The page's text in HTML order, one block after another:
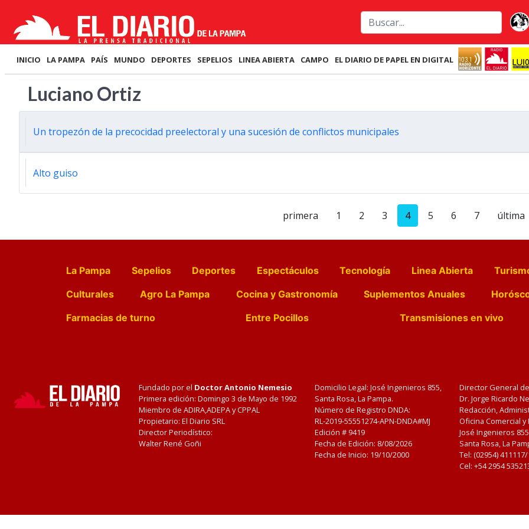
INICIO LA PAMPA PAÍS MUNDO DEPORTES SEPELIOS LINEA ABIERTA CAMPO EL DIARIO DE PAPEL EN DIGITAL
Luciano Ortiz
Un tropezón de la precocidad preelectoral y una sucesión de conflictos municipales
Alto guiso
primera 1 2 3 4 5 6 7 última
La Pampa Sepelios Deportes Espectáculos Tecnología Linea Abierta
Culturales
Agro La Pampa Cocina y Gastronomía Suplementos Anuales
Farmacias de turno
Entre Pocillos Transmisiones en vivo
Fundado por el Doctor Antonio Nemesio
Primera edición: Domingo 3 de Mayo de 1992
Miembro de ADIRA,ADEPA y CPPAL
Propietario: El Diario SRL
Director Periodístico:
Walter René Goñi
Domicilio Legal: José Ingenieros 855,
Santa Rosa, La Pampa.
Número de Registro DNDA:
RL-2019-55551274-APN-DNDA#MJ
Edición # 9419
Fecha de Edición: 8/08/2026
Fecha de Inicio: 19/10/2000
Director General
Dr. Jorge Ricardo
Redacción,
Oficina Comercial
José Ingenieros
Santa Rosa, La
Tel: (02954)
Cel: +54 2954